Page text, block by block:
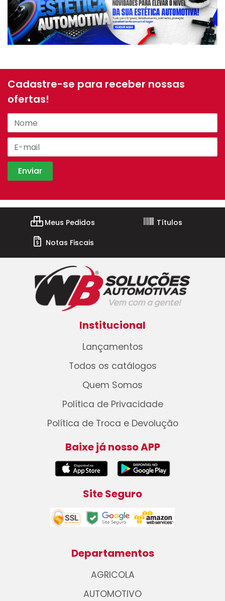
Cadastre-se para receber nossas
ofertas!
Meus Pedidos
Títulos
Notas Fiscais
Institucional
Lançamentos
Todos os catálogos
Quem Somos
Política de Privacidade
Política de Troca e Devolução
Baixe já nosso APP
Site Seguro
Departamentos
AGRICOLA
AUTOMOTIVO